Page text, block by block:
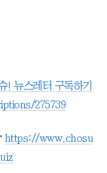
! 뉴스레터 구독하기
275739
https://www.chosu